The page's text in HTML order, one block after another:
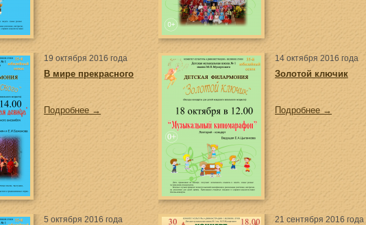
19 октября 2016 года
В мире прекрасного
Подробнее →
14 октября 2016 года
Золотой ключик
Подробнее →
5 октября 2016 года 21 сентября 2016 года